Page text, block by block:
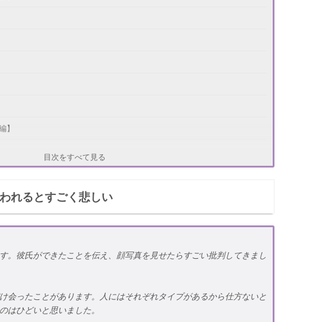
】
目次をすべて見る
れるとすごく悲しい
。彼氏ができたことを伝え、顔写真を見せたらすごい批判してきまし
会ったことがあります。人にはそれぞれタイプがあるから仕方ないと
はひどいと思いました。